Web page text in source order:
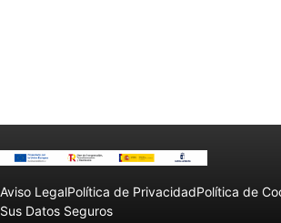
Aviso LegalPolítica de PrivacidadPolítica de
Sus Datos Seguros